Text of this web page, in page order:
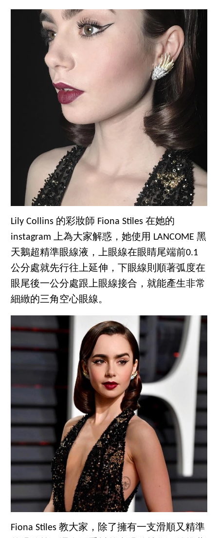
Lily Collins 的彩妝師 Fiona Stiles 在她的
instagram 上為大家解惑，她使用 LANCOME 黑
天鵝超精準眼線液，上眼線在眼睛尾端前0.1
公分處就先行往上延伸，下眼線則順著弧度在
眼尾後一公分處跟上眼線接合，就能產生非常
細緻的三角空心眼線。
Fiona Stiles 教大家，除了擁有一支滑順又精準